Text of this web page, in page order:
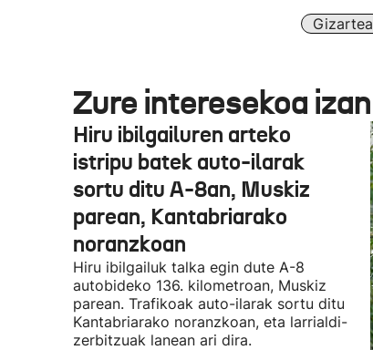
Gizartea
Zure interesekoa
Hiru ibilgailuren arteko
istripu batek auto-ilarak
sortu ditu A-8an, Muskiz
parean, Kantabriarako
noranzkoan
Hiru ibilgailuk talka egin dute A-8
autobideko 136. kilometroan, Muskiz
parean. Trafikoak auto-ilarak sortu ditu
Kantabriarako noranzkoan, eta larrialdi-
zerbitzuak lanean ari dira.